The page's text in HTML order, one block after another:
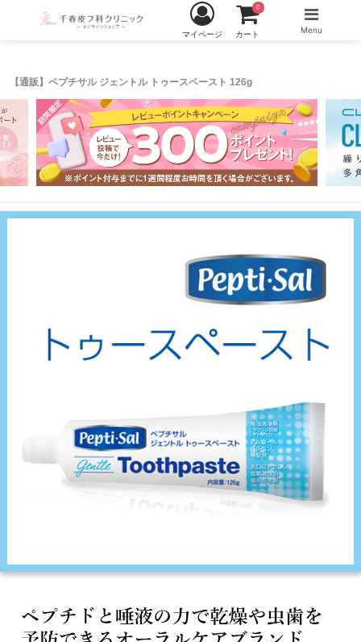
【通販】ペプチサル ジェントル トゥースペースト 126g
マイページ カート
0
Menu